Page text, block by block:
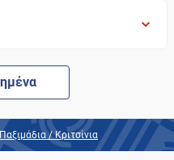
/ Κριτσίνια